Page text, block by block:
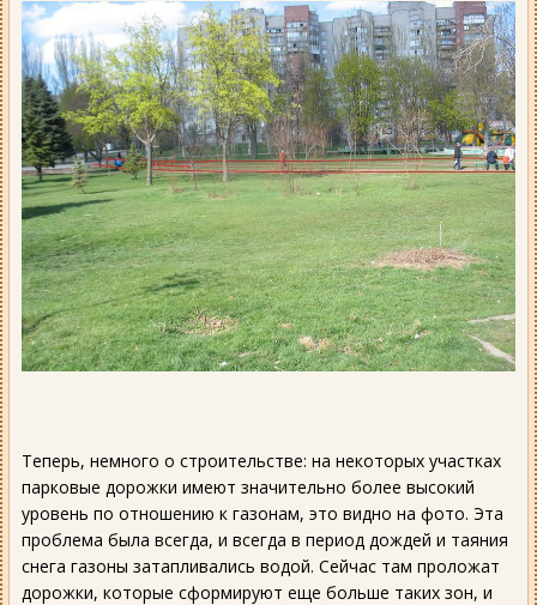
Теперь, немного о строительстве: на некоторых участках
парковые дорожки имеют значительно более высокий
уровень по отношению к газонам, это видно на фото. Эта
проблема была всегда, и всегда в период дождей и таяния
снега газоны затапливались водой. Сейчас там проложат
дорожки, которые сформируют еще больше таких зон, и